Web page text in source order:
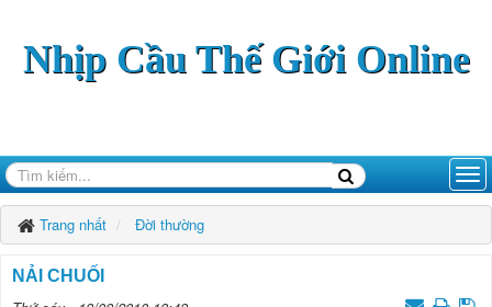
Nhịp Cầu Thế Giới Online
Trang nhất Đời thường
NẢI CHUỐI